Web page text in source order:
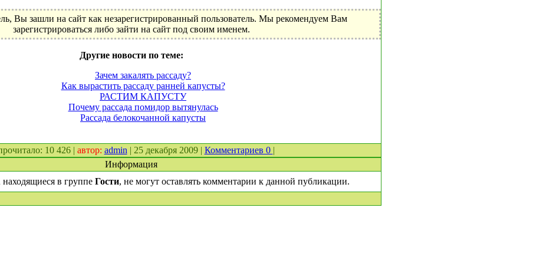
Вы зашли на сайт как незарегистрированный пользователь. Мы рекомендуем Вам
зарегистрироваться либо зайти на сайт под своим именем.
Другие новости по теме:
Зачем закалять рассаду?
Как вырастить рассаду ранней капусты?
РАСТИМ КАПУСТУ
Почему рассада помидор вытянулась
Рассада белокочанной капусты
10 426 | автор: admin | 25 декабря 2009 | Комментариев 0 |
Информация
в группе Гости, не могут оставлять комментарии к данной публикации.